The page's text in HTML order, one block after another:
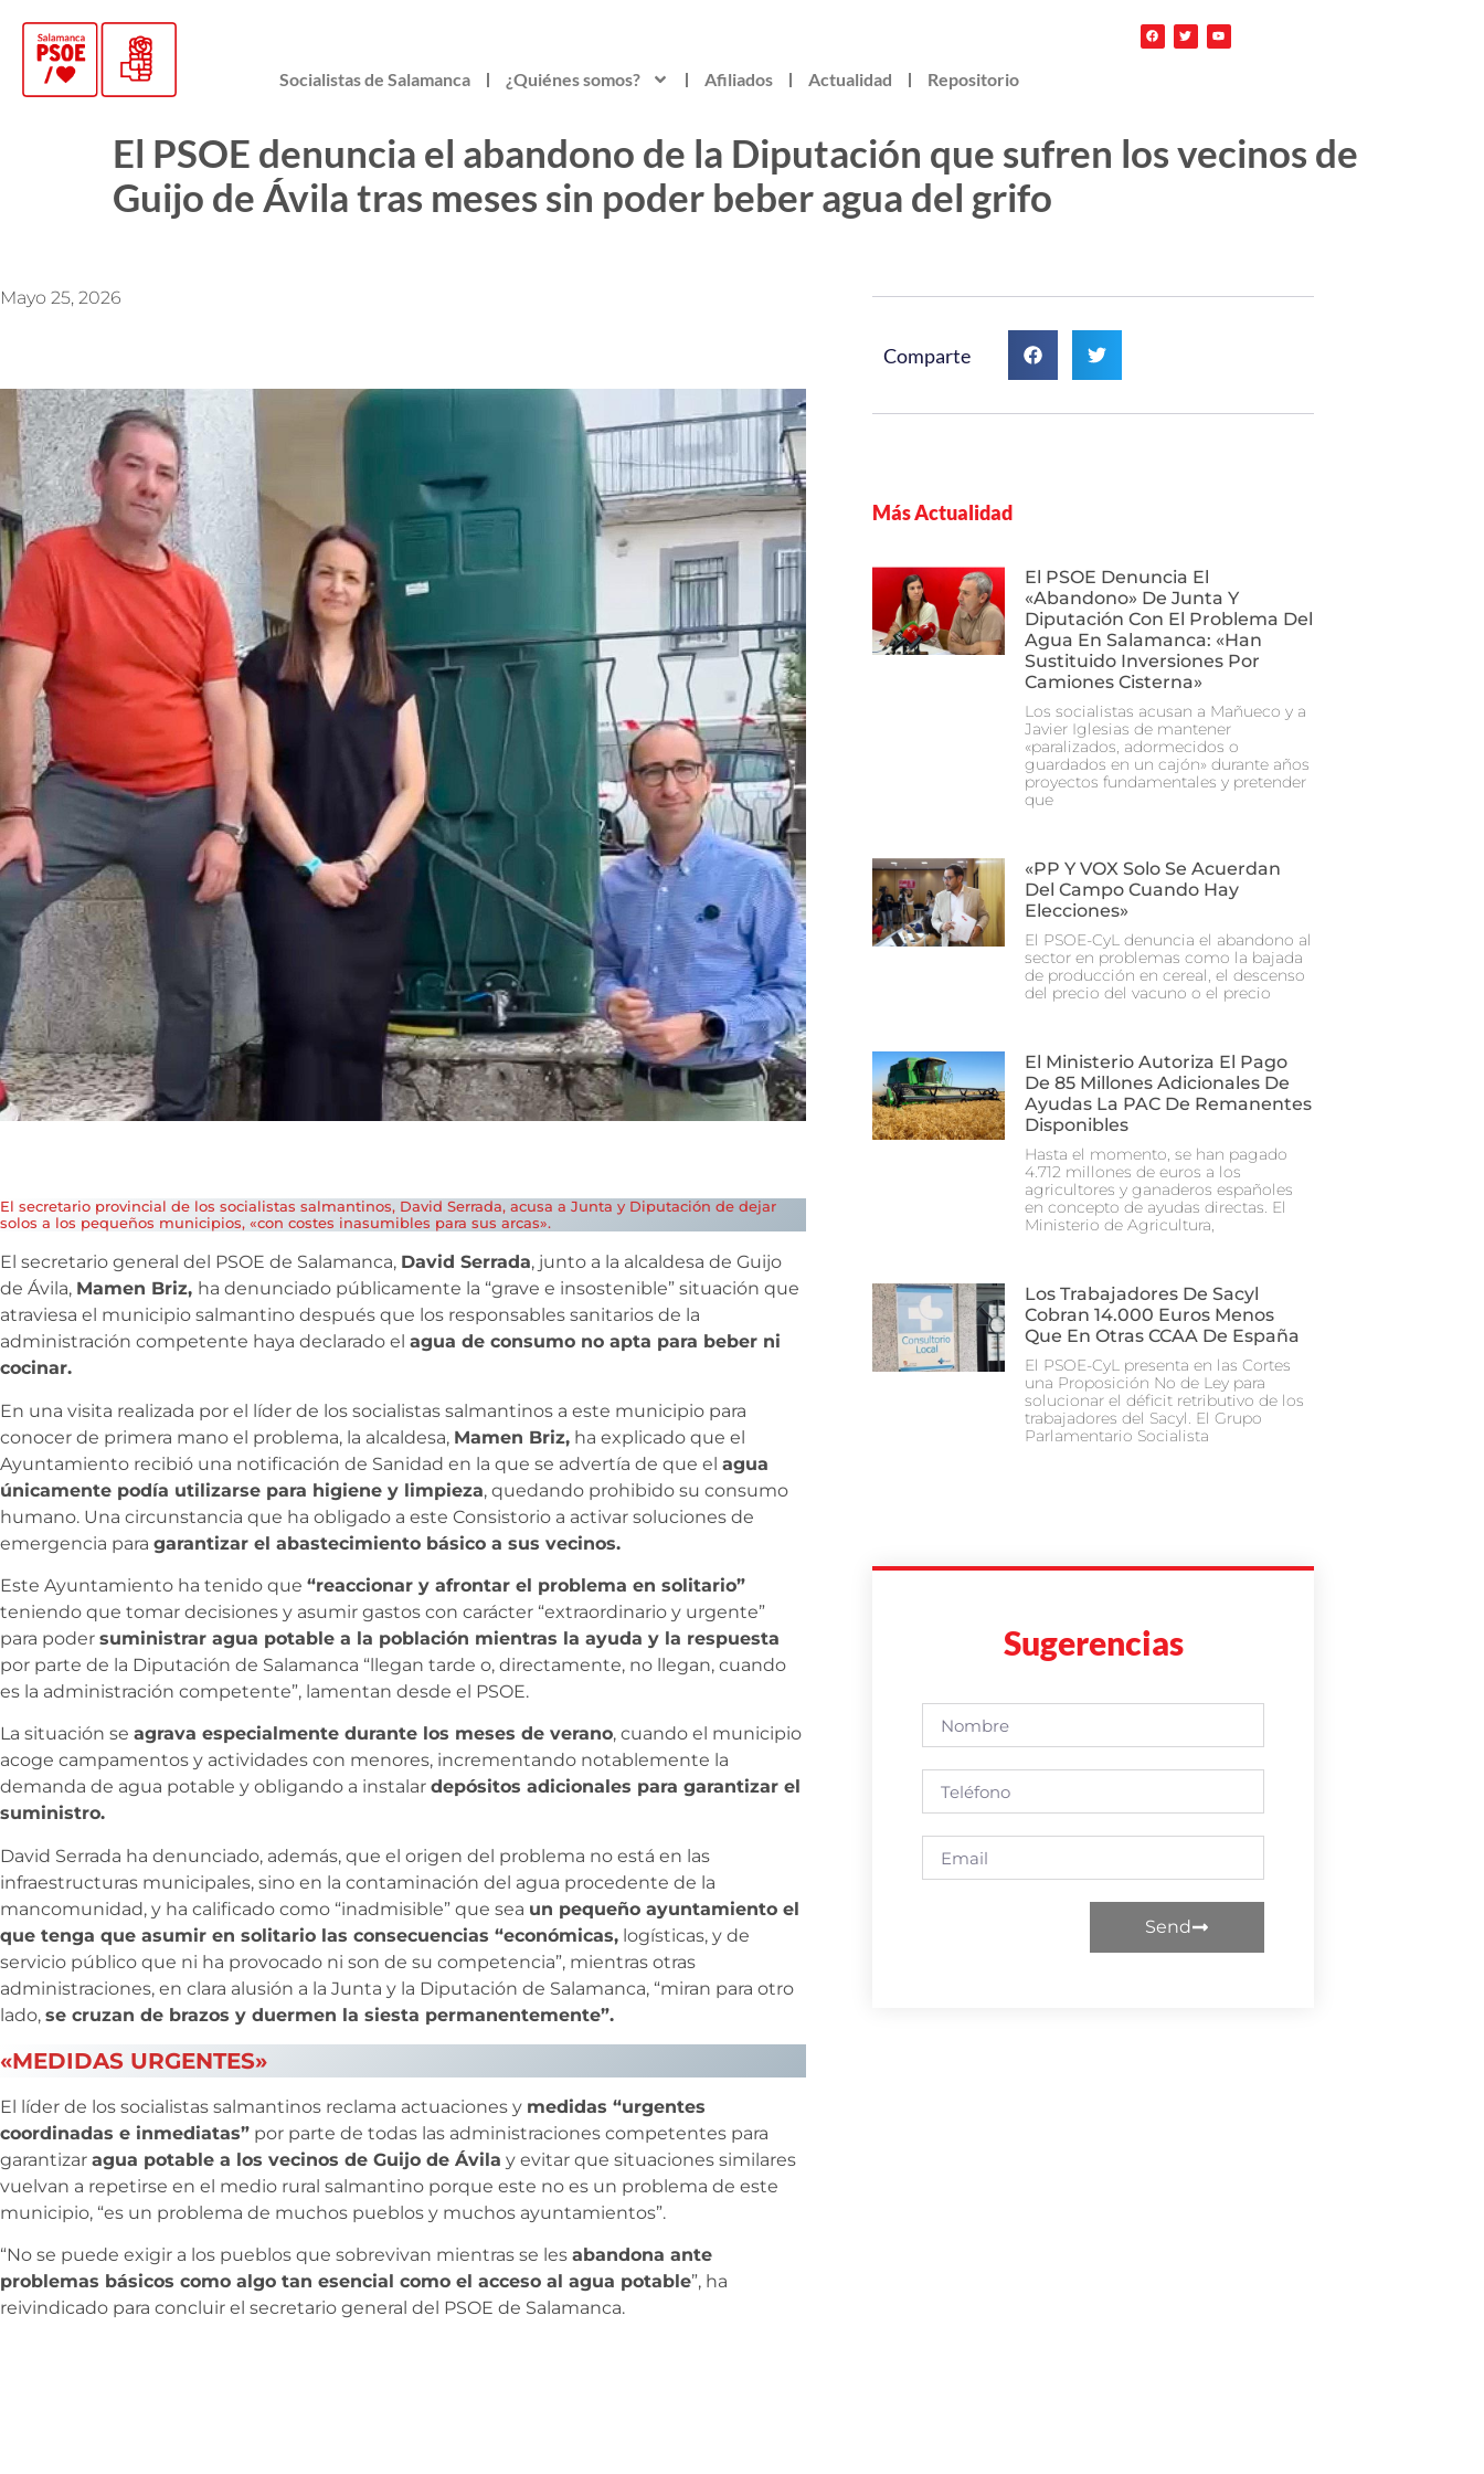
Socialistas de Salamanca ¿Quiénes somos? Afiliados Actualidad Repositorio
El PSOE denuncia el abandono de la Diputación que sufren los vecinos de
Guijo de Ávila tras meses sin poder beber agua del grifo
Mayo 25, 2026
El secretario provincial de los socialistas salmantinos, David Serrada, acusa a Junta y Diputación de dejar
solos a los pequeños municipios, «con costes inasumibles para sus arcas».
El secretario general del PSOE de Salamanca, David Serrada, junto a la alcaldesa de Guijo
de Ávila, Mamen Briz, ha denunciado públicamente la “grave e insostenible” situación que
atraviesa el municipio salmantino después que los responsables sanitarios de la
administración competente haya declarado el agua de consumo no apta para beber ni
cocinar.
En una visita realizada por el líder de los socialistas salmantinos a este municipio para
conocer de primera mano el problema, la alcaldesa, Mamen Briz, ha explicado que el
Ayuntamiento recibió una notificación de Sanidad en la que se advertía de que el agua
únicamente podía utilizarse para higiene y limpieza, quedando prohibido su consumo
humano. Una circunstancia que ha obligado a este Consistorio a activar soluciones de
emergencia para garantizar el abastecimiento básico a sus vecinos.
Este Ayuntamiento ha tenido que “reaccionar y afrontar el problema en solitario”
teniendo que tomar decisiones y asumir gastos con carácter “extraordinario y urgente”
para poder suministrar agua potable a la población mientras la ayuda y la respuesta
por parte de la Diputación de Salamanca “llegan tarde o, directamente, no llegan, cuando
es la administración competente”, lamentan desde el PSOE.
La situación se agrava especialmente durante los meses de verano, cuando el municipio
acoge campamentos y actividades con menores, incrementando notablemente la
demanda de agua potable y obligando a instalar depósitos adicionales para garantizar el
suministro.
David Serrada ha denunciado, además, que el origen del problema no está en las
infraestructuras municipales, sino en la contaminación del agua procedente de la
mancomunidad, y ha calificado como “inadmisible” que sea un pequeño ayuntamiento el
que tenga que asumir en solitario las consecuencias “económicas, logísticas, y de
servicio público que ni ha provocado ni son de su competencia”, mientras otras
administraciones, en clara alusión a la Junta y la Diputación de Salamanca, “miran para otro
lado, se cruzan de brazos y duermen la siesta permanentemente”.
«MEDIDAS URGENTES»
El líder de los socialistas salmantinos reclama actuaciones y medidas “urgentes
coordinadas e inmediatas” por parte de todas las administraciones competentes para
garantizar agua potable a los vecinos de Guijo de Ávila y evitar que situaciones similares
vuelvan a repetirse en el medio rural salmantino porque este no es un problema de este
municipio, “es un problema de muchos pueblos y muchos ayuntamientos”.
“No se puede exigir a los pueblos que sobrevivan mientras se les abandona ante
problemas básicos como algo tan esencial como el acceso al agua potable”, ha
reivindicado para concluir el secretario general del PSOE de Salamanca.
Comparte
Más Actualidad
El PSOE Denuncia El
«abandono» De Junta Y
Diputación Con El Problema Del
Agua En Salamanca: «Han
Sustituido Inversiones Por
Camiones Cisterna»
Los socialistas acusan a Mañueco y a
Javier Iglesias de mantener
«paralizados, adormecidos o
guardados en un cajón» durante años
proyectos fundamentales y pretender
que
«PP Y VOX Solo Se Acuerdan
Del Campo Cuando Hay
Elecciones»
El PSOE-CyL denuncia el abandono al
sector en problemas como la bajada
de producción en cereal, el descenso
del precio del vacuno o el precio
El Ministerio Autoriza El Pago
De 85 Millones Adicionales De
Ayudas La PAC De Remanentes
Disponibles
Hasta el momento, se han pagado
4.712 millones de euros a los
agricultores y ganaderos españoles
en concepto de ayudas directas. El
Ministerio de Agricultura,
Los Trabajadores De Sacyl
Cobran 14.000 Euros Menos
Que En Otras CCAA De España
El PSOE-CyL presenta en las Cortes
una Proposición No de Ley para
solucionar el déficit retributivo de los
trabajadores del Sacyl. El Grupo
Parlamentario Socialista
Sugerencias
Send